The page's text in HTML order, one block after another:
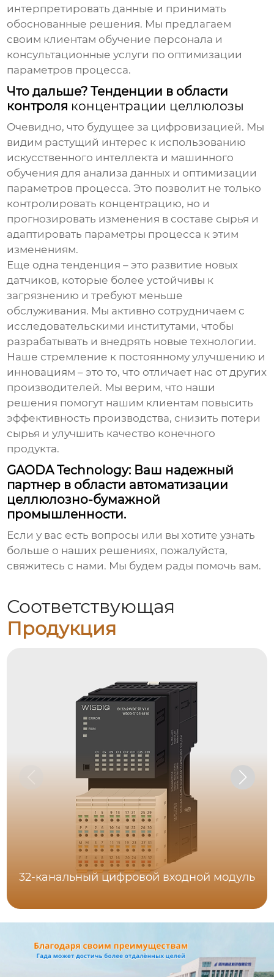
интерпретировать данные и принимать
обоснованные решения. Мы предлагаем
своим клиентам обучение персонала и
консультационные услуги по оптимизации
параметров процесса.
Что дальше? Тенденции в области
контроля концентрации целлюлозы
Очевидно, что будущее за цифровизацией. Мы
видим растущий интерес к использованию
искусственного интеллекта и машинного
обучения для анализа данных и оптимизации
параметров процесса. Это позволит не только
контролировать концентрацию, но и
прогнозировать изменения в составе сырья и
адаптировать параметры процесса к этим
изменениям.
Еще одна тенденция – это развитие новых
датчиков, которые более устойчивы к
загрязнению и требуют меньше
обслуживания. Мы активно сотрудничаем с
исследовательскими институтами, чтобы
разрабатывать и внедрять новые технологии.
Наше стремление к постоянному улучшению и
инновациям – это то, что отличает нас от других
производителей. Мы верим, что наши
решения помогут нашим клиентам повысить
эффективность производства, снизить потери
сырья и улучшить качество конечного
продукта.
GAODA Technology: Ваш надежный
партнер в области автоматизации
целлюлозно-бумажной
промышленности.
Если у вас есть вопросы или вы хотите узнать
больше о наших решениях, пожалуйста,
свяжитесь с нами. Мы будем рады помочь вам.
Соответствующая
Продукция
32-канальный цифровой входной модуль